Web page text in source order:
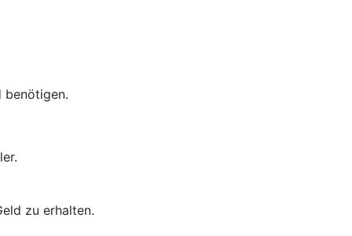
benötigen.
zu erhalten.